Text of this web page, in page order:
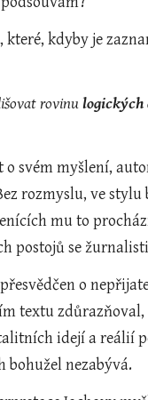
kdyby je
rovinu logických
svém myšlení,
rozmyslu, ve
mu to
postojů se
o
textu zdůrazňoval,
idejí a reálií
bohužel nezabývá.